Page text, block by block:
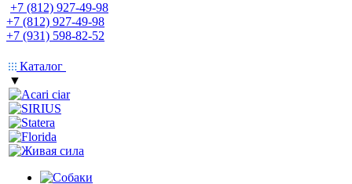
+7 (812) 927-49-98
+7 (812) 927-49-98
+7 (931) 598-82-52
Каталог
▼